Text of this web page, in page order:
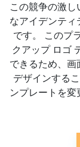
この競争の激
なアイデンティ
です。 このプ
クアップ ロゴ
できるため、
デザインする
ンプレートを